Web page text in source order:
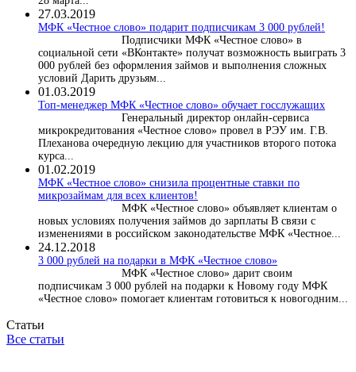
27.03.2019
МФК «Честное слово» подарит подписчикам 3 000 рублей!
Подписчики МФК «Честное слово» в
социальной сети «ВКонтакте» получат возможность выиграть 3
000 рублей без оформления займов и выполнения сложных
условий Дарить друзьям...
01.03.2019
Топ-менеджер МФК «Честное слово» обучает госслужащих
Генеральный директор онлайн-сервиса
микрокредитования «Честное слово» провел в РЭУ им. Г.В.
Плеханова очередную лекцию для участников второго потока
курса...
01.02.2019
МФК «Честное слово» снизила процентные ставки по
микрозаймам для всех клиентов!
МФК «Честное слово» объявляет клиентам о
новых условиях получения займов до зарплаты В связи с
изменениями в российском законодательстве МФК «Честное...
24.12.2018
3 000 рублей на подарки в МФК «Честное слово»
МФК «Честное слово» дарит своим
подписчикам 3 000 рублей на подарки к Новому году МФК
«Честное слово» помогает клиентам готовиться к новогодним...
Статьи
Все статьи